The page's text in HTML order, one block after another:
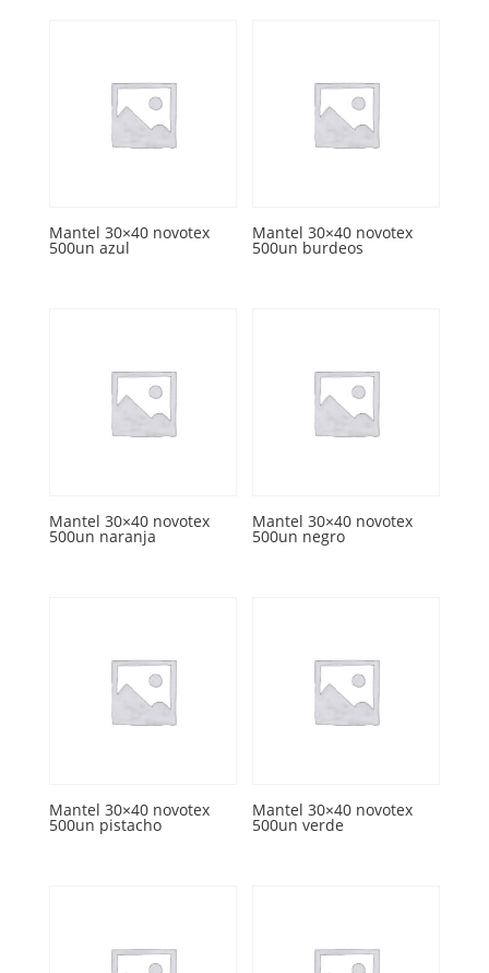
Mantel 30×40 novotex
500un azul
Mantel 30×40 novotex
500un burdeos
Mantel 30×40 novotex
500un naranja
Mantel 30×40 novotex
500un negro
Mantel 30×40 novotex
500un pistacho
Mantel 30×40 novotex
500un verde